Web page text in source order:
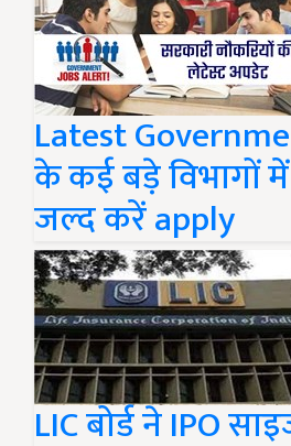
Latest
के कई बड़े विभागों में
जल्द करें apply
LIC बोर्ड ने IPO